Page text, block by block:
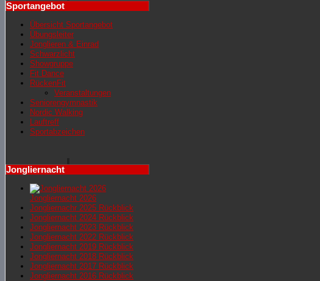
Sportangebot
Übersicht Sportangebot
Übungsleiter
Jonglieren & Einrad
Schwarzlicht
Showgruppe
Fit Dance
RückenFit
Veranstaltungen
Seniorengymnastik
Nordic Walking
Lauftreff
Sportabzeichen
Jongliernacht
Jongliernacht 2026
Jongliernachr 2025 Rückblick
Jongliernacht 2024 Rückblick
Jongliernacht 2023 Rückblick
Jongliernacht 2022 Rückblick
Jongliernacht 2019 Rückblick
Jongliernacht 2018 Rückblick
Jongliernacht 2017 Rückblick
Jongliernacht 2016 Rückblick